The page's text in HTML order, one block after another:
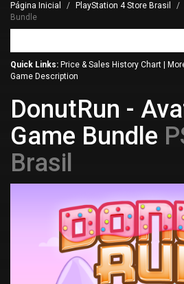
Página Inicial PlayStation 4 Store Brasil
Bundle
Quick Links: Price & Sales History Chart
Game Description
DonutRun -
Game Bundle
Brasil